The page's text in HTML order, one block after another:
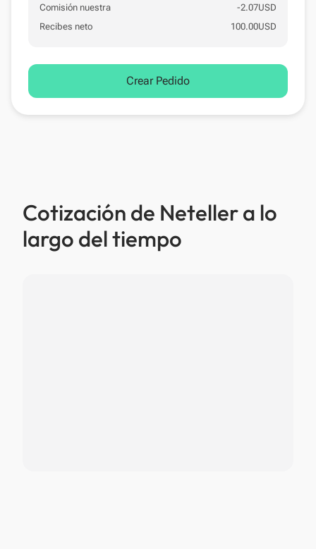
Comisión nuestra -2.07USD
Recibes neto
100.00USD
Crear Pedido
Cotización de Neteller a lo
largo del tiempo